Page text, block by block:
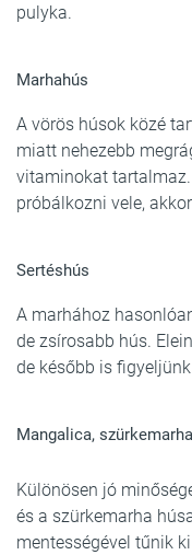
pulyka.
Marhahús
A vörös húsok közé
miatt nehezebb
vitaminokat
próbálkozni vele,
Sertéshús
A marhához
de zsírosabb hús.
de később is
Mangalica, szürkemarha
Különösen jó
és a szürkemarha
mentességével tűnik